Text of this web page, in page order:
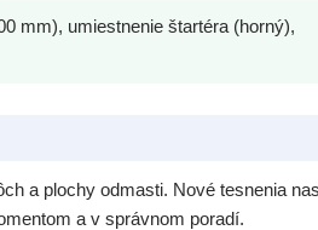
mm), umiestnenie štartéra (horný),
a plochy odmasti. Nové tesnenia
a v správnom poradí.